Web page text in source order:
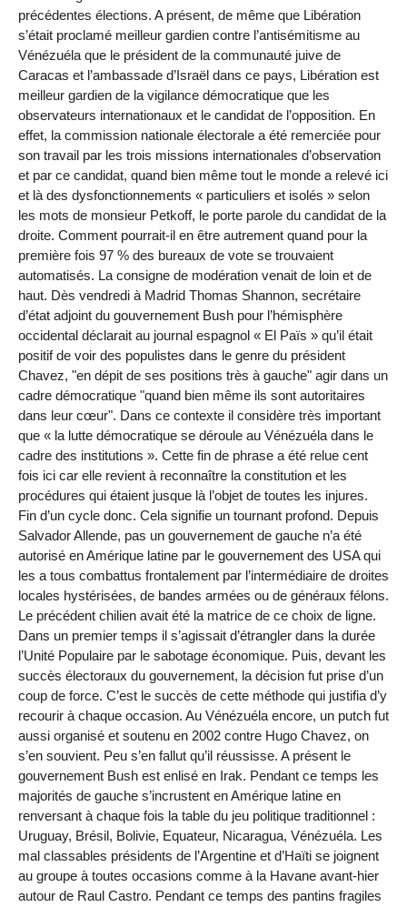
précédentes élections. A présent, de même que Libération
s’était proclamé meilleur gardien contre l’antisémitisme au
Vénézuéla que le président de la communauté juive de
Caracas et l’ambassade d’Israël dans ce pays, Libération est
meilleur gardien de la vigilance démocratique que les
observateurs internationaux et le candidat de l’opposition. En
effet, la commission nationale électorale a été remerciée pour
son travail par les trois missions internationales d’observation
et par ce candidat, quand bien même tout le monde a relevé ici
et là des dysfonctionnements « particuliers et isolés » selon
les mots de monsieur Petkoff, le porte parole du candidat de la
droite. Comment pourrait-il en être autrement quand pour la
première fois 97 % des bureaux de vote se trouvaient
automatisés. La consigne de modération venait de loin et de
haut. Dès vendredi à Madrid Thomas Shannon, secrétaire
d’état adjoint du gouvernement Bush pour l’hémisphère
occidental déclarait au journal espagnol « El Païs » qu’il était
positif de voir des populistes dans le genre du président
Chavez, "en dépit de ses positions très à gauche" agir dans un
cadre démocratique "quand bien même ils sont autoritaires
dans leur cœur". Dans ce contexte il considère très important
que « la lutte démocratique se déroule au Vénézuéla dans le
cadre des institutions ». Cette fin de phrase a été relue cent
fois ici car elle revient à reconnaître la constitution et les
procédures qui étaient jusque là l’objet de toutes les injures.
Fin d’un cycle donc. Cela signifie un tournant profond. Depuis
Salvador Allende, pas un gouvernement de gauche n’a été
autorisé en Amérique latine par le gouvernement des USA qui
les a tous combattus frontalement par l’intermédiaire de droites
locales hystérisées, de bandes armées ou de généraux félons.
Le précédent chilien avait été la matrice de ce choix de ligne.
Dans un premier temps il s’agissait d’étrangler dans la durée
l’Unité Populaire par le sabotage économique. Puis, devant les
succès électoraux du gouvernement, la décision fut prise d’un
coup de force. C’est le succès de cette méthode qui justifia d’y
recourir à chaque occasion. Au Vénézuéla encore, un putch fut
aussi organisé et soutenu en 2002 contre Hugo Chavez, on
s’en souvient. Peu s’en fallut qu’il réussisse. A présent le
gouvernement Bush est enlisé en Irak. Pendant ce temps les
majorités de gauche s’incrustent en Amérique latine en
renversant à chaque fois la table du jeu politique traditionnel :
Uruguay, Brésil, Bolivie, Equateur, Nicaragua, Vénézuéla. Les
mal classables présidents de l’Argentine et d’Haïti se joignent
au groupe à toutes occasions comme à la Havane avant-hier
autour de Raul Castro. Pendant ce temps des pantins fragiles